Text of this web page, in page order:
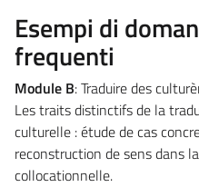
Esempi di
frequenti
Module B: Traduire des
Les traits distinctifs de la
culturelle : étude de cas
reconstruction de sens dans
collocationnelle.